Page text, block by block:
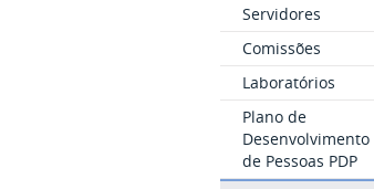
Servidores
Comissões
Laboratórios
Plano de
Desenvolvimento
de Pessoas PDP